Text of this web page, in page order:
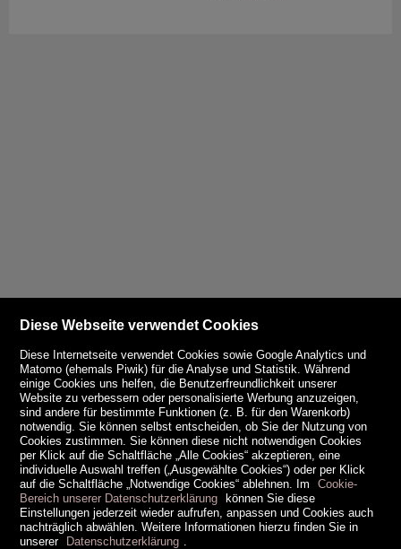
Diese Webseite verwendet Cookies
Diese Internetseite verwendet Cookies sowie Google Analytics und
Matomo (ehemals Piwik) für die Analyse und Statistik. Während
einige Cookies uns helfen, die Benutzerfreundlichkeit unserer
Website zu verbessern oder personalisierte Werbung anzuzeigen,
sind andere für bestimmte Funktionen (z. B. für den Warenkorb)
notwendig. Sie können selbst entscheiden, ob Sie der Nutzung von
Cookies zustimmen. Sie können diese nicht notwendigen Cookies
per Klick auf die Schaltfläche „Alle Cookies“ akzeptieren, eine
individuelle Auswahl treffen („Ausgewählte Cookies“) oder per Klick
auf die Schaltfläche „Notwendige Cookies“ ablehnen. Im
Cookie-
Bereich unserer Datenschutzerklärung können Sie diese
Einstellungen jederzeit wieder aufrufen, anpassen und Cookies auch
nachträglich abwählen. Weitere Informationen hierzu finden Sie in
unserer Datenschutzerklärung